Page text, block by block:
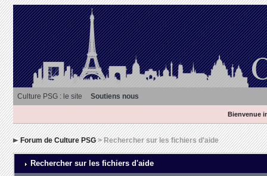
Culture PSG : le site Soutiens nous
Bienvenue
Forum de Culture PSG> Rechercher sur les fichiers d'aide
Rechercher sur les fichiers d'aide